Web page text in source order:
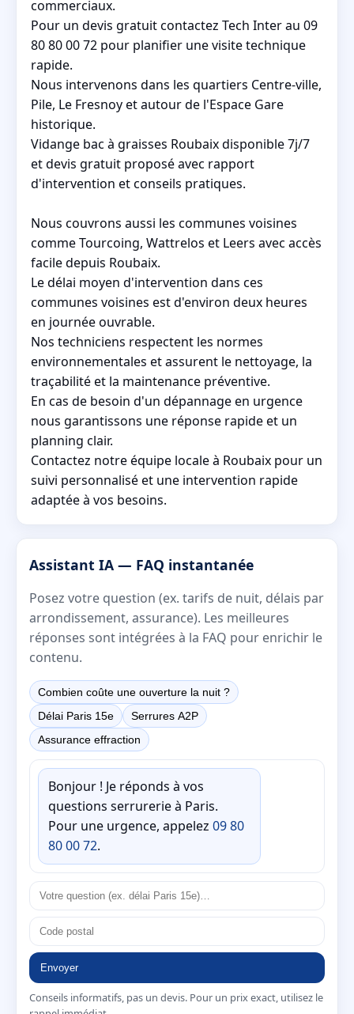
commerciaux.
Pour un devis gratuit contactez Tech Inter au 09
80 80 00 72 pour planifier une visite technique
rapide.
Nous intervenons dans les quartiers Centre-ville,
Pile, Le Fresnoy et autour de l'Espace Gare
historique.
Vidange bac à graisses Roubaix disponible 7j/7
et devis gratuit proposé avec rapport
d'intervention et conseils pratiques.
Nous couvrons aussi les communes voisines
comme Tourcoing, Wattrelos et Leers avec accès
facile depuis Roubaix.
Le délai moyen d'intervention dans ces
communes voisines est d'environ deux heures
en journée ouvrable.
Nos techniciens respectent les normes
environnementales et assurent le nettoyage, la
traçabilité et la maintenance préventive.
En cas de besoin d'un dépannage en urgence
nous garantissons une réponse rapide et un
planning clair.
Contactez notre équipe locale à Roubaix pour un
suivi personnalisé et une intervention rapide
adaptée à vos besoins.
Assistant IA — FAQ instantanée
Posez votre question (ex. tarifs de nuit, délais par
arrondissement, assurance). Les meilleures
réponses sont intégrées à la FAQ pour enrichir le
contenu.
Combien coûte une ouverture la nuit ?
Délai Paris 15e
Serrures A2P
Assurance effraction
Bonjour ! Je réponds à vos
questions serrurerie à Paris.
Pour une urgence, appelez 09 80
80 00 72.
Envoyer
Conseils informatifs, pas un devis. Pour un prix exact, utilisez le